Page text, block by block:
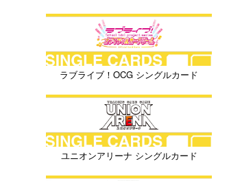
ラブライブ！OCG シングルカード
ユニオンアリーナ シングルカード